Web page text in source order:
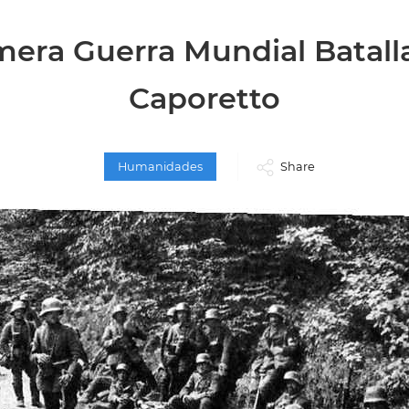
Guerra Mundial
Caporetto
Humanidades Share